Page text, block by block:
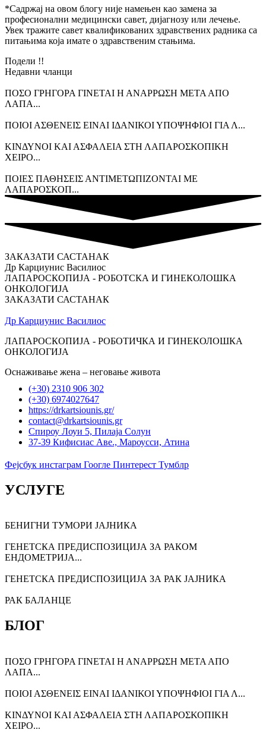
*Садржај на овом блогу није намењен као замена за
професионални медицински савет, дијагнозу или лечење.
Увек тражите савет квалификованих здравствених радника са
питањима која имате о здравственим стањима.
Подели !!
Недавни чланци
ΠΟΣΟ ΓΡΗΓΟΡΑ ΓΙΝΕΤΑΙ Η ΑΝΑΡΡΩΣΗ ΜΕΤΑ ΑΠΟ
ΛΑΠΑ...
ΠΟΙΟΙ ΑΣΘΕΝΕΙΣ ΕΙΝΑΙ ΙΔΑΝΙΚΟΙ ΥΠΟΨΗΦΙΟΙ ΓΙΑ Λ...
ΚΙΝΔΥΝΟΙ ΚΑΙ ΑΣΦΑΛΕΙΑ ΣΤΗ ΛΑΠΑΡΟΣΚΟΠΙΚΗ
ΧΕΙΡΟ...
ΠΟΙΕΣ ΠΑΘΗΣΕΙΣ ΑΝΤΙΜΕΤΩΠΙΖΟΝΤΑΙ ΜΕ
ΛΑΠΑΡΟΣΚΟΠ...
ЗАКАЗАТИ САСТАНАК
Др Карциунис Василиос
ЛАПАРОСКОПИЈА - РОБОТСКА И ГИНЕКОЛОШКА
ОНКОЛОГИЈА
ЗАКАЗАТИ САСТАНАК
Др Карциунис Василиос
ЛАПАРОСКОПИЈА - РОБОТИЧКА И ГИНЕКОЛОШКА
ОНКОЛОГИЈА
Оснаживање жена – неговање живота
(+30) 2310 906 302
(+30) 6974027647
https://drkartsiounis.gr/
contact@drkartsiounis.gr
Спироу Лоуи 5, Пилаја Солун
37-39 Кифисиас Аве., Мароусси, Атина
Фејсбук инстаграм Гоогле Пинтерест Тумблр
УСЛУГЕ
БЕНИГНИ ТУМОРИ ЈАЈНИКА
ГЕНЕТСКА ПРЕДИСПОЗИЦИЈА ЗА РАКОМ
ЕНДОМЕТРИЈА...
ГЕНЕТСКА ПРЕДИСПОЗИЦИЈА ЗА РАК ЈАЈНИКА
РАК БАЛАНЦЕ
БЛОГ
ΠΟΣΟ ΓΡΗΓΟΡΑ ΓΙΝΕΤΑΙ Η ΑΝΑΡΡΩΣΗ ΜΕΤΑ ΑΠΟ
ΛΑΠΑ...
ΠΟΙΟΙ ΑΣΘΕΝΕΙΣ ΕΙΝΑΙ ΙΔΑΝΙΚΟΙ ΥΠΟΨΗΦΙΟΙ ΓΙΑ Λ...
ΚΙΝΔΥΝΟΙ ΚΑΙ ΑΣΦΑΛΕΙΑ ΣΤΗ ΛΑΠΑΡΟΣΚΟΠΙΚΗ
ΧΕΙΡΟ...